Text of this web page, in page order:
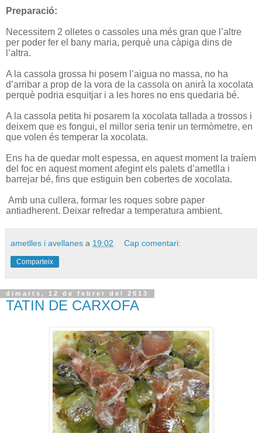
Preparació:
Necessitem 2 olletes o cassoles una més gran que l’altre
per poder fer el bany maria, perquè una càpiga dins de
l’altra.
A la cassola grossa hi posem l’aigua no massa, no ha
d’arribar a prop de la vora de la cassola on anirà la xocolata
perquè podria esquitjar i a les hores no ens quedaria bé.
A la cassola petita hi posarem la xocolata tallada a trossos i
deixem que es fongui, el millor seria tenir un termòmetre, en
que volen és temperar la xocolata.
Ens ha de quedar molt espessa, en aquest moment la traíem
del foc en aquest moment afegint els palets d’ametlla i
barrejar bé, fins que estiguin ben cobertes de xocolata.
Amb una cullera, formar les roques sobre paper
antiadherent. Deixar refredar a temperatura ambient.
ametlles i avellanes a 19:02 Cap comentari:
Comparteix
dimarts, 12 de febrer del 2013
TATIN DE CARXOFA